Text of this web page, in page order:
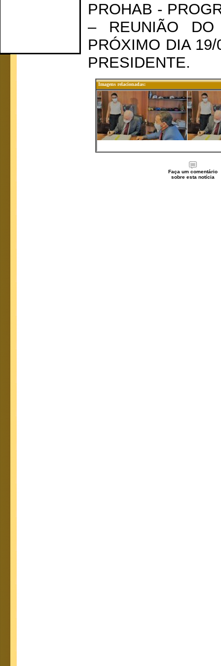
PROHAB -
– REUNIÃO DO
PRÓXIMO DIA
PRESIDENTE.
Imagens relacionadas:
Faça um comentário
sobre esta notícia